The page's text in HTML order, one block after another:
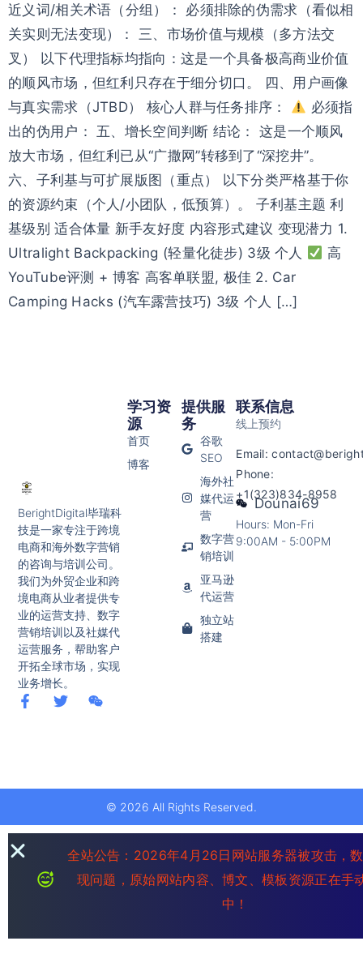
近义词/相关术语（分组）： 必须排除的伪需求（看似相
关实则无法变现）： 三、市场价值与规模（多方法交
叉） 以下代理指标均指向：这是一个具备极高商业价值
的顺风市场，但红利只存在于细分切口。 四、用户画像
与真实需求（JTBD） 核心人群与任务排序：
必须指
出的伪用户： 五、增长空间判断 结论： 这是一个顺风
放大市场，但红利已从“广撒网”转移到了“深挖井”。
六、子利基与可扩展版图（重点） 以下分类严格基于你
的资源约束（个人/小团队，低预算）。 子利基主题 利
基级别 适合体量 新手友好度 内容形式建议 变现潜力 1.
Ultralight Backpacking (轻量化徒步) 3级 个人
高
YouTube评测 + 博客 高客单联盟, 极佳 2. Car
Camping Hacks (汽车露营技巧) 3级 个人 […]
BerightDigital毕瑞科
技是一家专注于跨境
电商和海外数字营销
的咨询与培训公司。
我们为外贸企业和跨
境电商从业者提供专
业的运营支持、数字
营销培训以及社媒代
运营服务，帮助客户
开拓全球市场，实现
业务增长。
提供服
务
谷歌
SEO
海外社
媒代运
营
数字营
销培训
亚马逊
代运营
独立站
搭建
学习资
源
首页
博客
联系信息
线上预约
Email:
Phone:
+1(323)834-8958
Dounai69
Hours: Mon-Fri
9:00AM - 5:00PM
© 2026 All Rights Reserved.
全站公告：2026年4月26日网站服务器被攻击，
现问题，原始网站内容、博文、模板资源正在手
中！